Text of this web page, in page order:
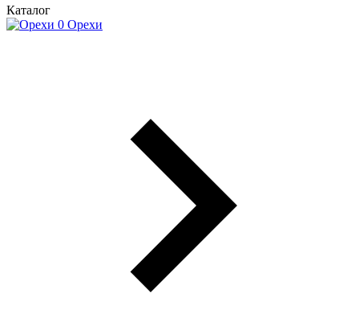
Каталог
Орехи